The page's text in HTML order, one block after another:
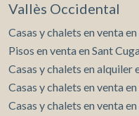
Vallès Occidental
Casas y chalets en venta
Pisos en venta en Sant
Casas y chalets en alquiler
Casas y chalets en venta
Casas y chalets en venta